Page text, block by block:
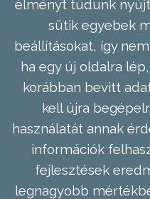
élményt tudunk
sütik egyebek
beállításokat, így
ha egy új oldalra
korábban bevitt
kell újra
használatát annak
információk
fejlesztések
legnagyobb